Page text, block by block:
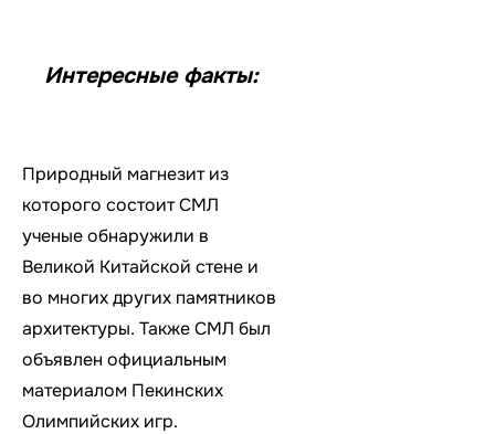
Интересные факты:
Природный магнезит из
которого состоит СМЛ
ученые обнаружили в
Великой Китайской стене и
во многих других памятников
архитектуры. Также СМЛ был
объявлен официальным
материалом Пекинских
Олимпийских игр.